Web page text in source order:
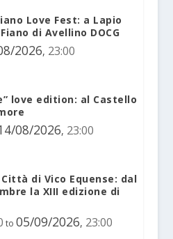
Love Fest: a Lapio
di Avellino DOCG
2026, 23:00
love edition: al Castello
08/2026, 23:00
di Vico Equense: dal
la XIII edizione di
to 05/09/2026, 23:00